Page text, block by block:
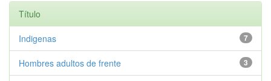
Título
7
Indigenas
3
Hombres adultos de frente